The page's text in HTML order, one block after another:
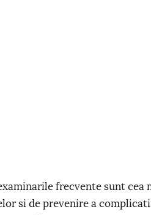
frecvente sunt cea
si de prevenire a